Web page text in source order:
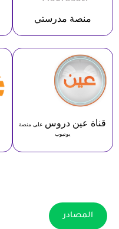
منصة مدرستي
قناة عين دروس على منصة
يوتيوب
المصادر